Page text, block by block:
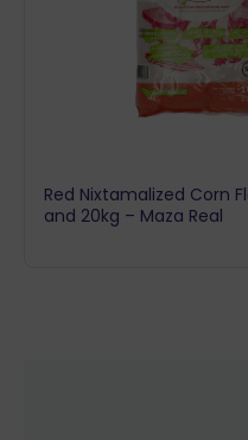
Red Nixtamalized Corn
and 20kg – Maza Real